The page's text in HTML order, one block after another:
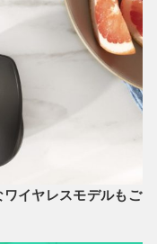
イヤレスモデルもご